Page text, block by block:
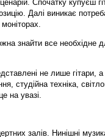
Спочатку купуєш
Далі виникає
знайти все необхідне
не лише гітари, а
студійна техніка,
на увазі.
залів. Нинішні